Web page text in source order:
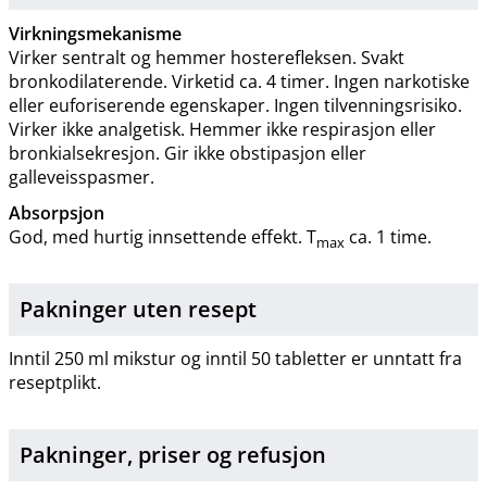
Virkningsmekanisme
Virker sentralt og hemmer hosterefleksen. Svakt
bronkodilaterende. Virketid ca. 4 timer. Ingen narkotiske
eller euforiserende egenskaper. Ingen tilvenningsrisiko.
Virker ikke analgetisk. Hemmer ikke respirasjon eller
bronkialsekresjon. Gir ikke obstipasjon eller
galleveisspasmer.
Absorpsjon
God, med hurtig innsettende effekt. Tmax ca. 1 time.
Pakninger uten resept
Inntil 250 ml mikstur og inntil 50 tabletter er unntatt fra
reseptplikt.
Pakninger, priser og refusjon